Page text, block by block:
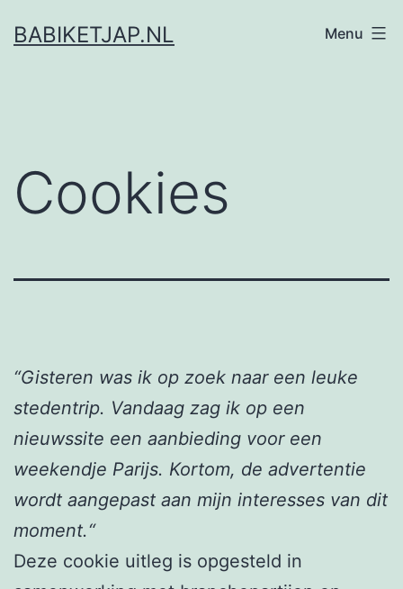
naar
BABIKETJAP.NL Menu
Cookies
“Gisteren was ik op zoek naar een leuke
stedentrip. Vandaag zag ik op een
nieuwssite een aanbieding voor een
weekendje Parijs. Kortom, de advertentie
wordt aangepast aan mijn interesses van dit
moment.“
Deze cookie uitleg is opgesteld in